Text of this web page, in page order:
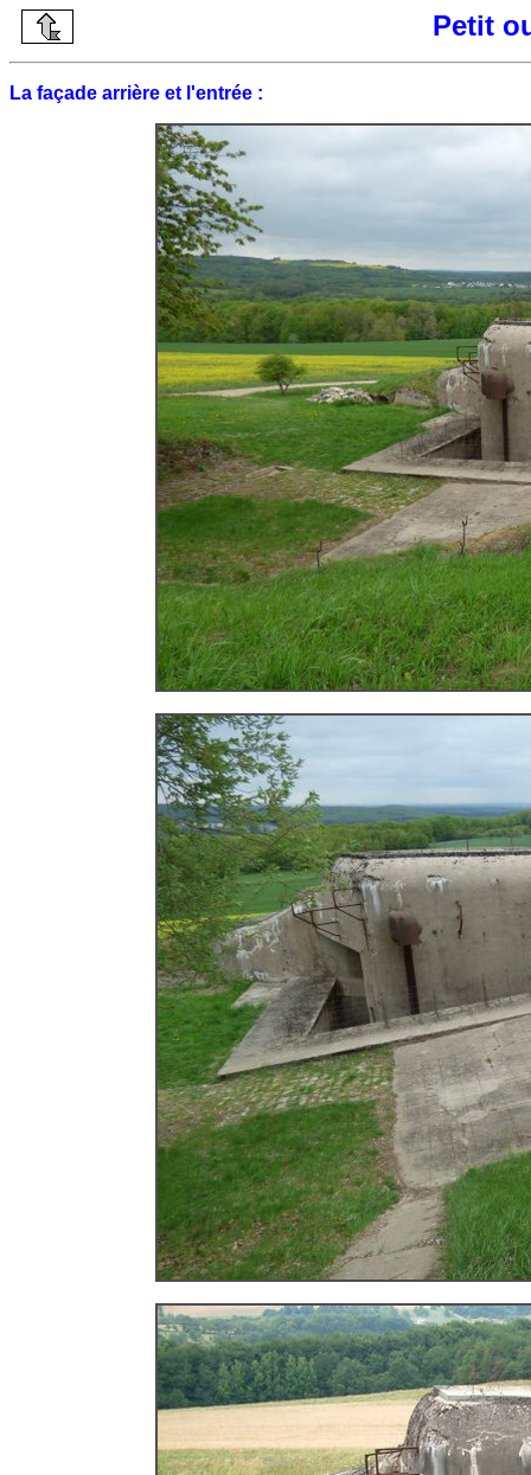
Petit
La façade arrière et l'entrée :